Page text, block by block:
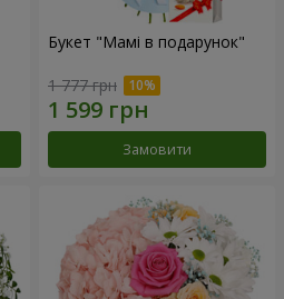
Букет "Мамі в подарунок"
1 777 грн
Замовити